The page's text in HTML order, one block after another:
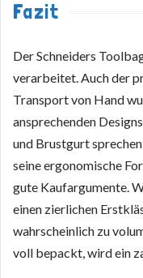
Fazit
Der Schneiders
verarbeitet. Auch der
Transport von Hand
ansprechenden
und Brustgurt
seine ergonomische
gute Kaufargumente.
einen zierlichen
wahrscheinlich zu
voll bepackt, wird ein